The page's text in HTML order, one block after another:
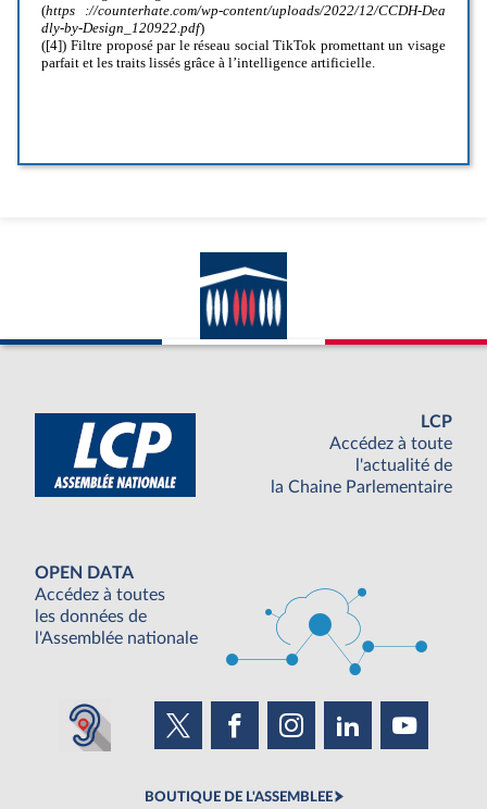
LCP
Accédez à toute
l'actualité de
la Chaine Parlementaire
OPEN DATA
Accédez à toutes
les données de
l'Assemblée nationale
BOUTIQUE DE L'ASSEMBLEE